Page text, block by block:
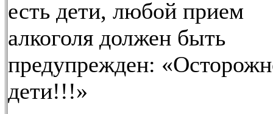
есть дети, любой прием
алкоголя должен быть
предупрежден:
дети!!!»